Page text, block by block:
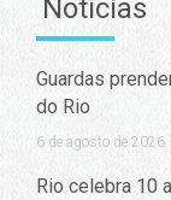
Notícias
Guardas
do Rio
6 de agosto de 2026
Rio celebra 10